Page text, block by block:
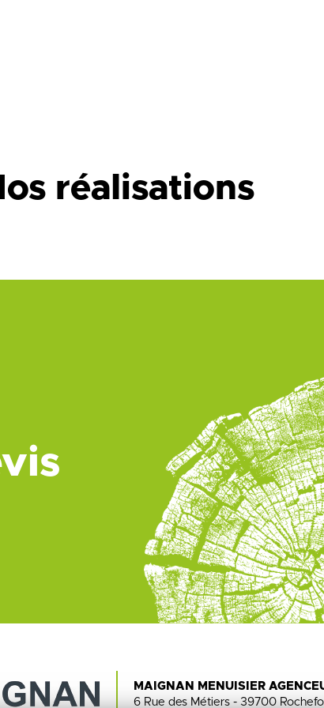
réalisations
MAIGNAN MENUISIER
6 Rue des Métiers - 39700